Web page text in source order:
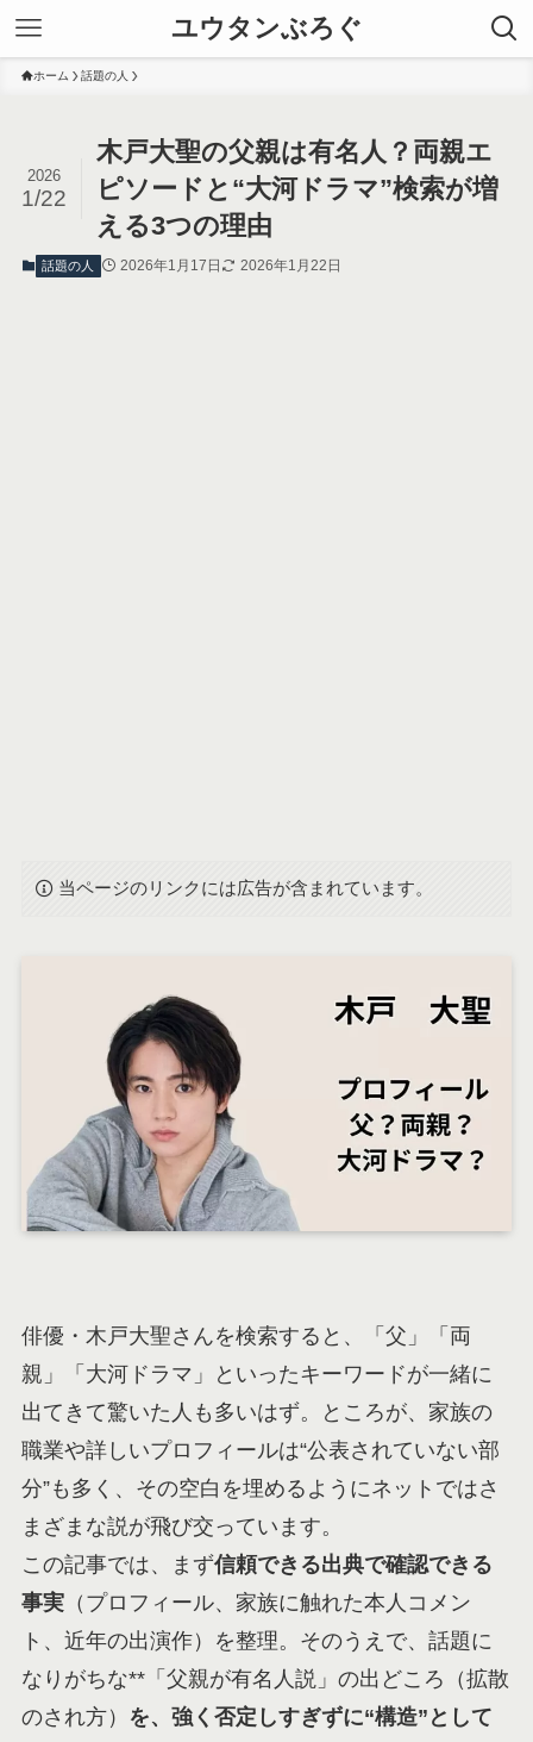
ユウタンぶろぐ
ホーム 話題の人
木戸大聖の父親は有名人？両親エ
ピソードと“大河ドラマ”検索が増
える3つの理由
2026
1/22
話題の人 2026年1月17日 2026年1月22日
当ページのリンクには広告が含まれています。
俳優・木戸大聖さんを検索すると、「父」「両
親」「大河ドラマ」といったキーワードが一緒に
出てきて驚いた人も多いはず。ところが、家族の
職業や詳しいプロフィールは“公表されていない部
分”も多く、その空白を埋めるようにネットではさ
まざまな説が飛び交っています。
この記事では、まず信頼できる出典で確認できる
事実（プロフィール、家族に触れた本人コメン
ト、近年の出演作）を整理。そのうえで、話題に
なりがちな**「父親が有名人説」の出どころ（拡散
のされ方）
を、強く否定しすぎずに“構造”として